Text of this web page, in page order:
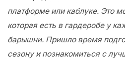
платформе или каблуке. Это
которая есть в гардеробе у
барышни. Пришло время
сезону и познакомиться с